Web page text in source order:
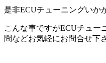
是非ECUチューニングいか
こんな車ですがECUチュー
問などお気軽にお問合せ下